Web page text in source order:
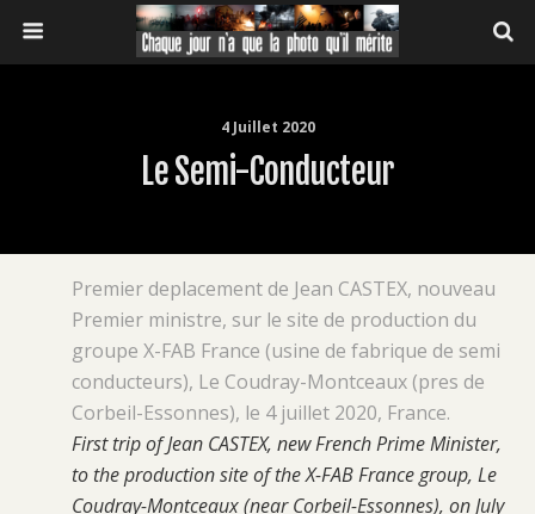
4 Juillet 2020
Le Semi-Conducteur
Premier deplacement de Jean CASTEX, nouveau
Premier ministre, sur le site de production du
groupe X-FAB France (usine de fabrique de semi
conducteurs), Le Coudray-Montceaux (pres de
Corbeil-Essonnes), le 4 juillet 2020, France.
First trip of Jean CASTEX, new French Prime Minister,
to the production site of the X-FAB France group, Le
Coudray-Montceaux (near Corbeil-Essonnes), on July